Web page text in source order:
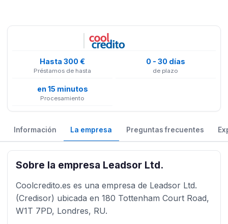
Hasta 300 €
Préstamos de hasta
0 - 30 días
de plazo
en 15 minutos
Procesamiento
Información La empresa Preguntas frecuentes
Sobre la empresa Leadsor Ltd.
Coolcredito.es es una empresa de Leadsor Ltd.
(Credisor) ubicada en 180 Tottenham Court Road,
W1T 7PD, Londres, RU.